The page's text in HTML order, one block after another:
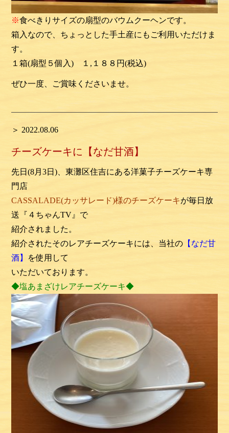
※食べきりサイズの扇型のバウムクーヘンです。
箱入なので、ちょっとした手土産にもご利用いただけま
す。
１箱(扇型５個入) １,１８８円(税込)
ぜひ一度、ご賞味くださいませ。
＞ 2022.08.06
チーズケーキに【なだ甘酒】
先日(8月3日)、東灘区住吉にある洋菓子チーズケーキ専
門店
CASSALADE(カッサレード)様のチーズケーキが毎日放
送『４ちゃんTV』で
紹介されました。
紹介されたそのレアチーズケーキには、当社の 【なだ甘
酒】 を使用して
いただいております。
◆塩あまざけレアチーズケーキ◆